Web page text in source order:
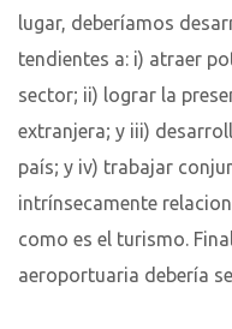
lugar, deberíamos
tendientes a: i) atraer
sector; ii) lograr la
extranjera; y iii)
país; y iv) trabajar
intrínsecamente
como es el turismo.
aeroportuaria debería